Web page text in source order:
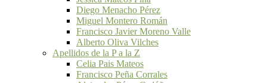
Diego Menacho Pérez
Miguel Montero Román
Francisco Javier Moreno Valle
Alberto Oliva Vilches
Apellidos de la P a la Z
Celia Pais Mateos
Francisco Peña Corrales